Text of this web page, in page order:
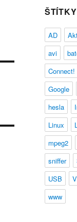
ŠTÍTKY
AD
avi
Connect!
Google
hesla
Linux
mpeg2
sniffer
USB
www